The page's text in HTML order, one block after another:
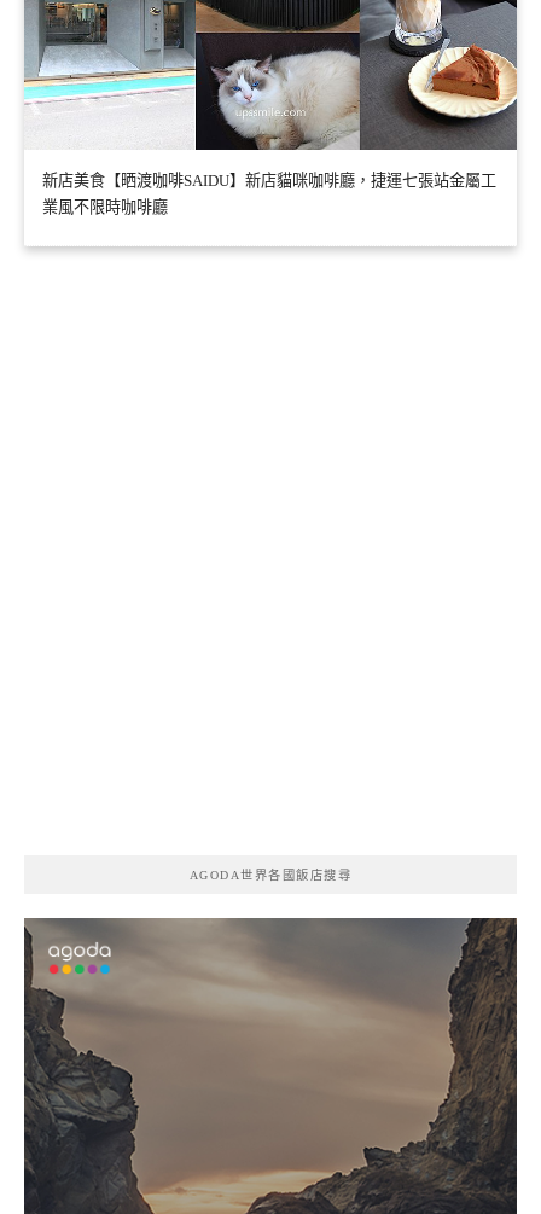
新店美食【晒渡咖啡SAIDU】新店貓咪咖啡廳，捷運七張站金屬工
業風不限時咖啡廳
AGODA世界各國飯店搜尋